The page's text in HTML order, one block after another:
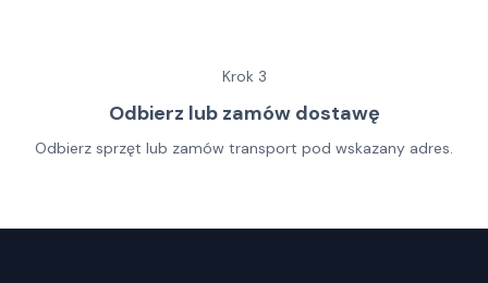
Krok 3
Odbierz lub zamów dostawę
Odbierz sprzęt lub zamów transport pod wskazany adres.